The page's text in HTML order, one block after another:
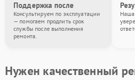
Поддержка после
Консультируем по эксплуатации
— помогаем продлить срок
службы после выполнения
ремонта.
Наша
Нужен качественный